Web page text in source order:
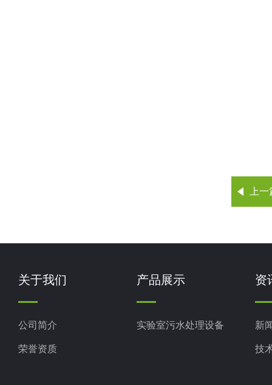
上
关于我们
公司简介
荣誉资质
产品展示
实验室污水处理设备
资
新
技